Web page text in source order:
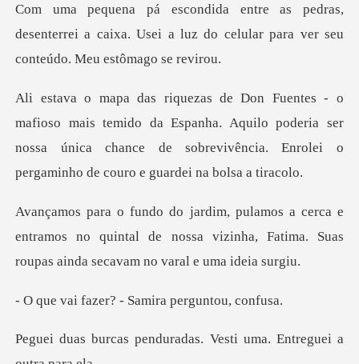
quena pá escondida entre as pedras,
desenterrei a caixa. Usei a
ido da Espanha. Aquilo poderia ser
nossa única chance de sobrevivê
e
entramos no quintal de nossa vizinha, Fatima. Su
er? - Samira pe
uradas. Vesti uma. Entr